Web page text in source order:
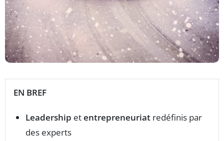
EN BREF
Leadership etentrepreneuriat redéfinis par
des experts